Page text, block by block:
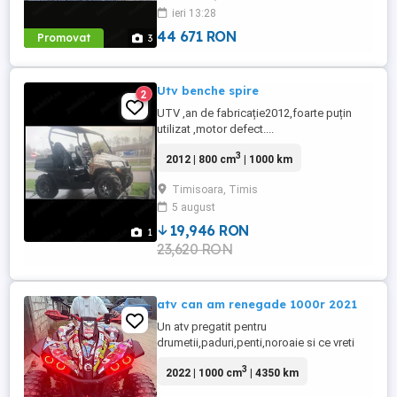
Promovat 3
ieri 13:28
44 671 RON
1
2 Utv benche spire
UTV ,an de fabricație2012,foarte puțin
utilizat ,motor defect....
2012 | 800 cm3 | 1000 km
Timisoara, Timis
5 august
19,946 RON
23,620 RON
atv can am renegade 1000r 2021
Un atv pregatit pentru
drumetii,paduri,penti,noroaie si ce vreti
2022 | 1000 cm3 | 4350 km